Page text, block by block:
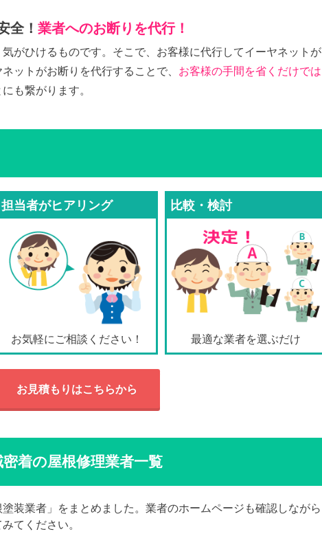
全！ 業者へのお断りを代行！
がひけるものです。そこで、お客様に代行してイーヤネットが
ットがお断りを代行することで、 お客様の手間を省くだけでは
も繋がります。
担当者がヒアリング
お気軽にご相談ください！
比較・検討
最適な業者を選ぶだけ
お見積もりはこちらから
着の屋根修理業者一覧
装業者」をまとめました。業者のホームページも確認しながら
てください。